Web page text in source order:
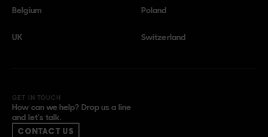
Belgium Poland
UK Switzerland
GET IN TOUCH
How can we help? Drop us a line
and let’s talk.
CONTACT US